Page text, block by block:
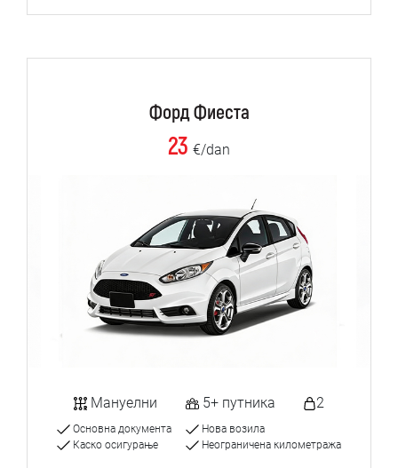
Форд Фиеста
23 €/dan
Мануелни 5+ путника 2
Основна документа
Каско осигурање
Нова возила
Неограничена километража